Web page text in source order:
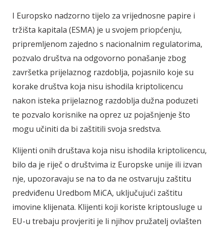
I Europsko nadzorno tijelo za vrijednosne papire i
tržišta kapitala (ESMA) je u svojem priopćenju,
pripremljenom zajedno s nacionalnim regulatorima,
pozvalo društva na odgovorno ponašanje zbog
završetka prijelaznog razdoblja, pojasnilo koje su
korake društva koja nisu ishodila kriptolicencu
nakon isteka prijelaznog razdoblja dužna poduzeti
te pozvalo korisnike na oprez uz pojašnjenje što
mogu učiniti da bi zaštitili svoja sredstva.
Klijenti onih društava koja nisu ishodila kriptolicencu,
bilo da je riječ o društvima iz Europske unije ili izvan
nje, upozoravaju se na to da ne ostvaruju zaštitu
predviđenu Uredbom MiCA, uključujući zaštitu
imovine klijenata. Klijenti koji koriste kriptousluge u
EU-u trebaju provjeriti je li njihov pružatelj ovlašten